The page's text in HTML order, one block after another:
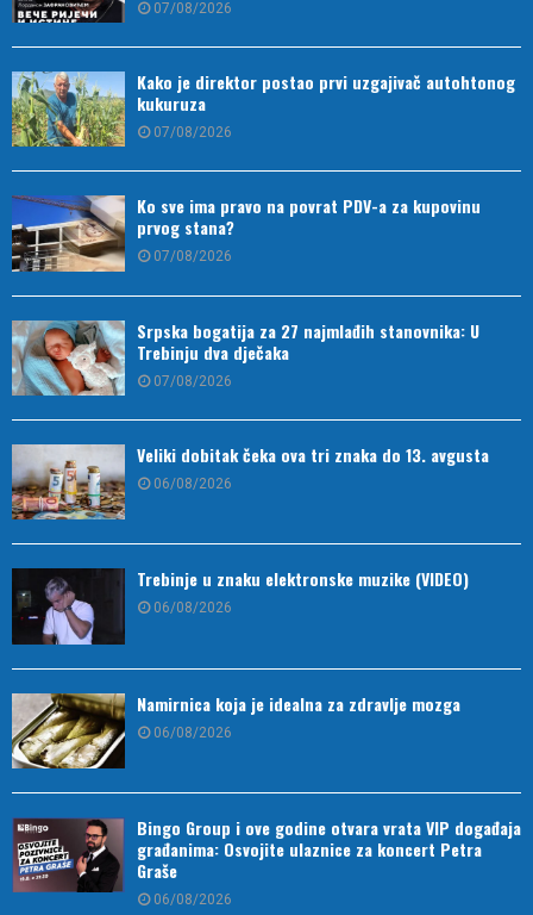
07/08/2026
Kako je direktor postao prvi uzgajivač autohtonog
kukuruza
07/08/2026
Ko sve ima pravo na povrat PDV-a za kupovinu
prvog stana?
07/08/2026
Srpska bogatija za 27 najmlađih stanovnika: U
Trebinju dva dječaka
07/08/2026
Veliki dobitak čeka ova tri znaka do 13. avgusta
06/08/2026
Trebinje u znaku elektronske muzike (VIDEO)
06/08/2026
Namirnica koja je idealna za zdravlje mozga
06/08/2026
Bingo Group i ove godine otvara vrata VIP događaja
građanima: Osvojite ulaznice za koncert Petra
Graše
06/08/2026